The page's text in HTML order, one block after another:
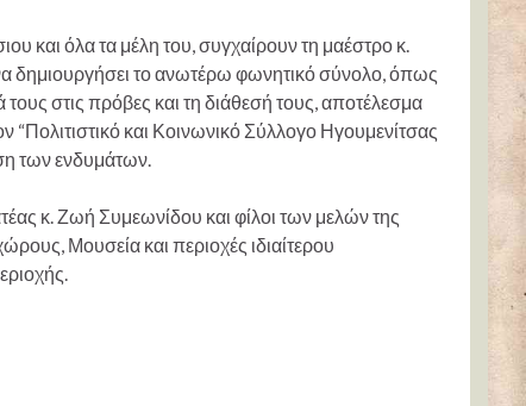
και όλα τα μέλη του, συγχαίρουν τη μαέστρο κ.
δημιουργήσει το ανωτέρω φωνητικό σύνολο, όπως
στις πρόβες και τη διάθεσή τους, αποτέλεσμα
και Κοινωνικό Σύλλογο Ηγουμενίτσας
των ενδυμάτων.
κ. Ζωή Συμεωνίδου και φίλοι των μελών της
Μουσεία και περιοχές ιδιαίτερου